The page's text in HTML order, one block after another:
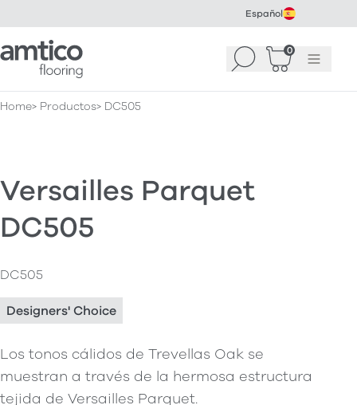
Español
Amtico Flooring Buscar 0
Cesta (0)
Menú
Home Productos DC505
Versailles Parquet
DC505
DC505
Designers' Choice
Los tonos cálidos de Trevellas Oak se
muestran a través de la hermosa estructura
tejida de Versailles Parquet.